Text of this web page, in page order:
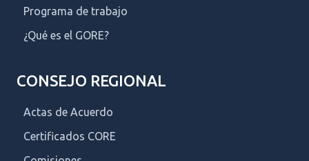
Programa de trabajo
¿Qué es el GORE?
CONSEJO REGIONAL
Actas de Acuerdo
Certificados CORE